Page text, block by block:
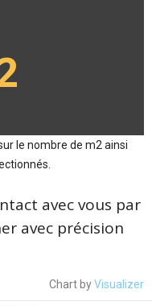
le nombre de m2 ainsi
avec vous par
avec précision
Chart byVisualizer